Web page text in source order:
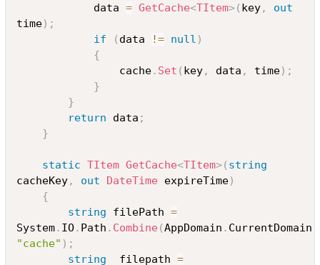
			data
= GetCache<TItem>( key,
out
time) ;
if
( data != null )
{
				cache
. Set ( key, data , time) ;
}
}
return data ;
}
static TItem GetCache<TItem>( string
cacheKey, out DateTime expireTime)
{
string filePath =
System. IO. Path . Combine(AppDomain . CurrentDomain
"cache" ) ;
string _filepath =